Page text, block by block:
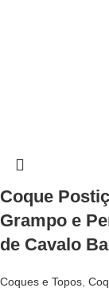
Coque
Grampo e
de Cavalo
Coques e Topos